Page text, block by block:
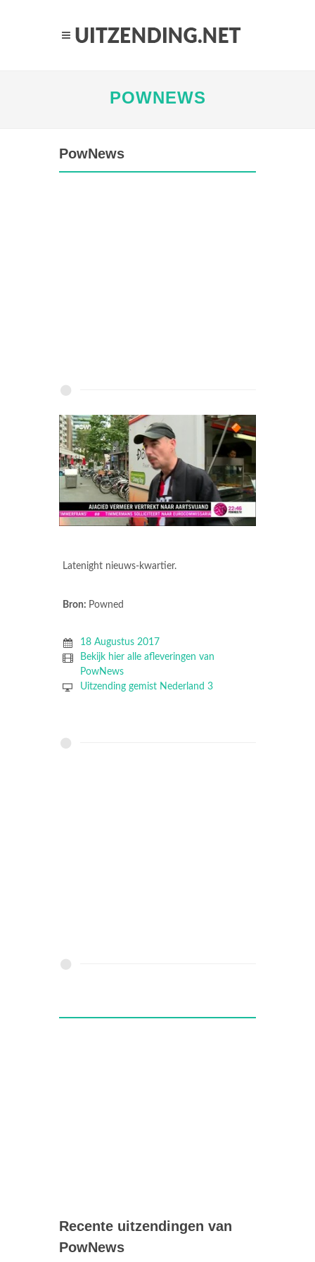
POWNEWS
PowNews
Latenight nieuws-kwartier.
Bron: Powned
18 Augustus 2017
Bekijk hier alle afleveringen van
PowNews
Uitzending gemist Nederland 3
Recente uitzendingen van
PowNews